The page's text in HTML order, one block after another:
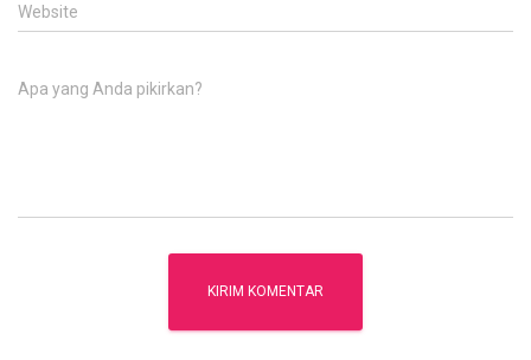
Website
Apa yang Anda pikirkan?